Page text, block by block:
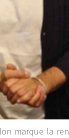
marque la